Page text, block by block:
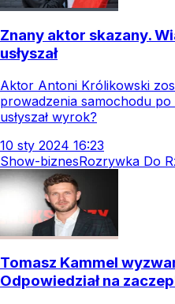
Znany aktor skazany.
usłyszał
Aktor Antoni Królikowski
prowadzenia samochodu
usłyszał wyrok?
10 sty 2024 16:23
Show-biznesRozrywka Do
Tomasz Kammel
Odpowiedział na